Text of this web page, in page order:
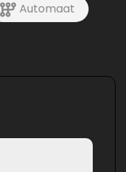
Automaat